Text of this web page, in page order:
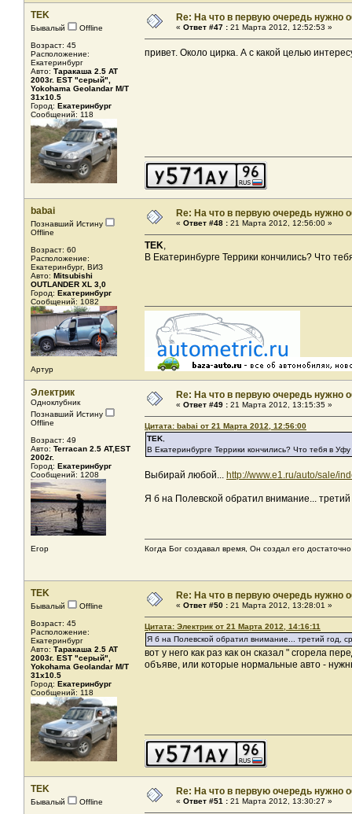
TEK
Бывалый
Offline
Возраст: 45
Расположение:
Екатеринбург
Авто: Таракаша 2.5 AT
2003г. EST "серый",
Yokohama Geolandar M/T
31x10.5
Город: Екатеринбург
Сообщений: 118
Re: На что в первую очередь нужно
« Ответ #47 : 21 Марта 2012, 12:52:53 »
привет. Около цирка. А с какой целью
babai
Познавший Истину
Offline
Возраст: 60
Расположение:
Екатеринбург, ВИЗ
Авто: Mitsubishi
OUTLANDER XL 3,0
Город: Екатеринбург
Сообщений: 1082
Артур
Re: На что в первую очередь нужно
« Ответ #48 : 21 Марта 2012, 12:56:00 »
TEK,
В Екатеринбурге Террики кончились? Что
Электрик
Одноклубник
Познавший Истину
Offline
Возраст: 49
Авто: Terracan 2.5 AT,EST
2002г.
Город: Екатеринбург
Сообщений: 1208
Егор
Re: На что в первую очередь нужно
« Ответ #49 : 21 Марта 2012, 13:15:35 »
Цитата: babai от 21 Марта 2012, 12:56:00
TEK,
В Екатеринбурге Террики кончились? Что тебя в Уфу
Выбирай любой... http://www.e1.ru/auto/sale/
Я б на Полевской обратил внимание...
Когда Бог создавал время, Он создал его достаточно
TEK
Бывалый
Offline
Возраст: 45
Расположение:
Екатеринбург
Авто: Таракаша 2.5 AT
2003г. EST "серый",
Yokohama Geolandar M/T
31x10.5
Город: Екатеринбург
Сообщений: 118
Re: На что в первую очередь нужно
« Ответ #50 : 21 Марта 2012, 13:28:01 »
Цитата: Электрик от 21 Марта 2012, 14:16:11
Я б на Полевской обратил внимание... третий год,
вот у него как раз как он сказал " сгорела
объяве, или которые нормальные авто -
TEK
Бывалый
Offline
Re: На что в первую очередь нужно
« Ответ #51 : 21 Марта 2012, 13:30:27 »